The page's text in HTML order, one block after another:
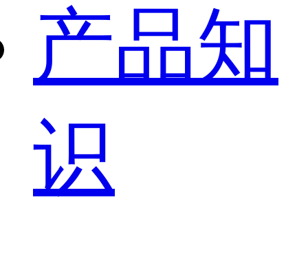
产品知
识